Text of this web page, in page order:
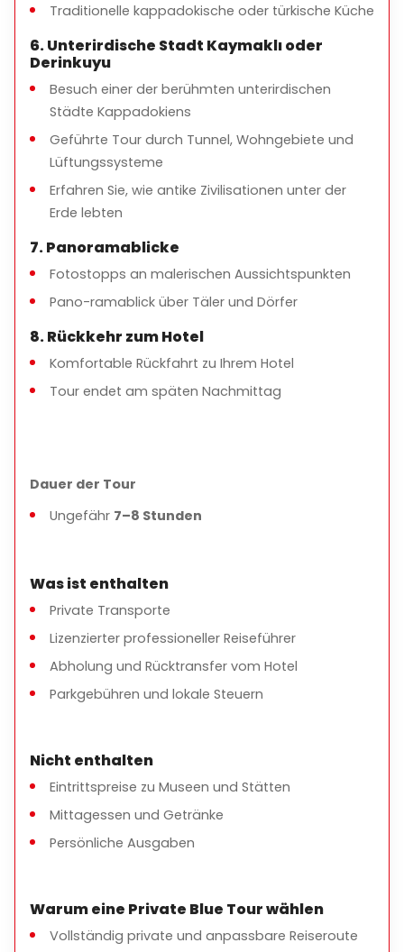
Stätten
Mittagessen und Getränke
Persönliche Ausgaben
Für wen ist diese Tour gedacht?
Reisende, die ein ruhigeres, weniger überlaufendes
Erlebnis suchen
Pärchen, Familien und private Gruppen
Gäste, die sich für Geschichte, Kultur und das lokale
Leben interessieren
Wichtige Hinweise
Die Reiseroute kann auf Anfrage angepasst werden
Traditionelle kappadokische oder türkische Küche
6. Unterirdische Stadt Kaymaklı oder
Derinkuyu
Besuch einer der berühmten unterirdischen
Städte Kappadokiens
Geführte Tour durch Tunnel, Wohngebiete und
Lüftungssysteme
Erfahren Sie, wie antike Zivilisationen unter der
Erde lebten
7. Panoramablicke
Fotostopps an malerischen Aussichtspunkten
Pano-ramablick über Täler und Dörfer
8. Rückkehr zum Hotel
Komfortable Rückfahrt zu Ihrem Hotel
Tour endet am späten Nachmittag
Dauer der Tour
Ungefähr 7–8 Stunden
Was ist enthalten
Private Transporte
Lizenzierter professioneller Reiseführer
Abholung und Rücktransfer vom Hotel
Parkgebühren und lokale Steuern
Nicht enthalten
Eintrittspreise zu Museen und Stätten
Mittagessen und Getränke
Persönliche Ausgaben
Warum eine Private Blue Tour wählen
Vollständig private und anpassbare Reiseroute